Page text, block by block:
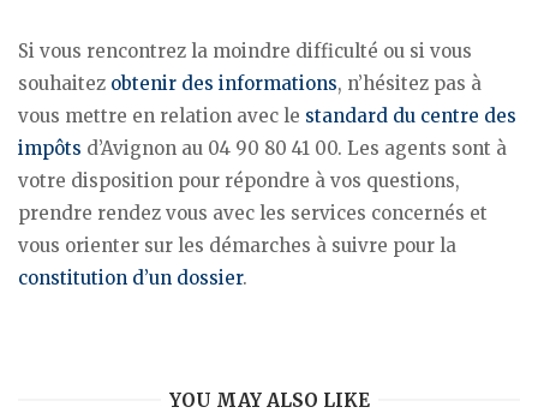
Si vous rencontrez la moindre difficulté ou si vous
souhaitez obtenir des informations, n’hésitez pas à
vous mettre en relation avec le standard du centre des
impôts d’Avignon au 04 90 80 41 00. Les agents sont à
votre disposition pour répondre à vos questions,
prendre rendez vous avec les services concernés et
vous orienter sur les démarches à suivre pour la
constitution d’un dossier.
YOU MAY ALSO LIKE